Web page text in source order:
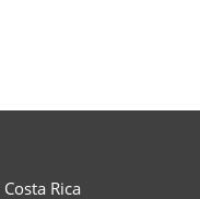
Costa Rica